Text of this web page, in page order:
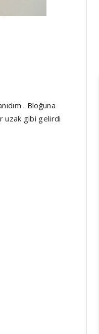
. Bloğuna
uzak gibi gelirdi